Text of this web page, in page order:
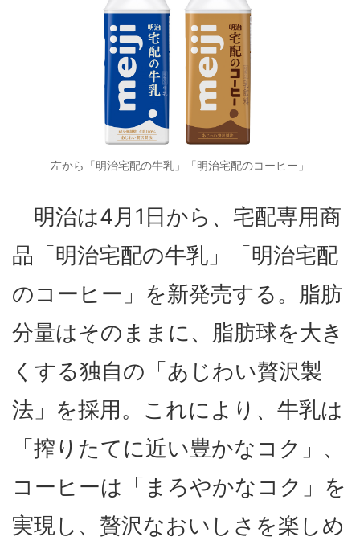
左から「明治宅配の牛乳」「明治宅配のコーヒー」
明治は4月1日から、宅配専用商
品「明治宅配の牛乳」「明治宅配
のコーヒー」を新発売する。脂肪
分量はそのままに、脂肪球を大き
くする独自の「あじわい贅沢製
法」を採用。これにより、牛乳は
「搾りたてに近い豊かなコク」、
コーヒーは「まろやかなコク」を
実現し、贅沢なおいしさを楽しめ